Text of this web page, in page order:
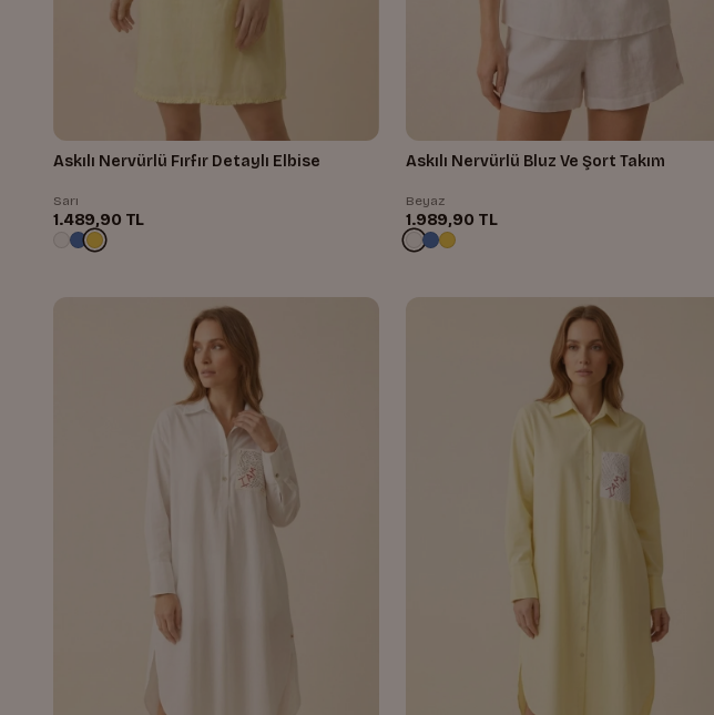
Askılı Nervürlü Fırfır Detaylı Elbise
Sarı
1.489,90 TL
Askılı Nervürlü Bluz Ve Şort Takım
Beyaz
1.989,90 TL